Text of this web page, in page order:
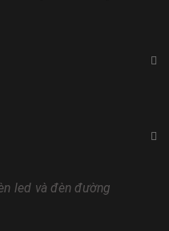
đặt ở các khu vực có
hành của
ZalaaVN
Device 277V
led và đèn đường